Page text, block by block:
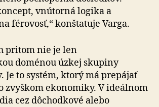
vnútorná logika a
férovosť,“ konštatuje Varga.
pritom nie je len
doménou úzkej skupiny
Je to systém, ktorý má prepájať
zvyškom ekonomiky. V ide­ál­nom
cez dôchodkové alebo